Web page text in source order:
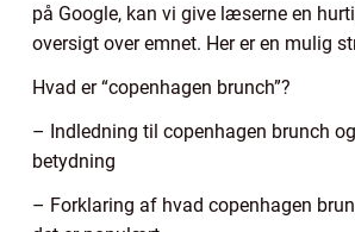
på Google, kan vi give læserne en
oversigt over emnet. Her er en mulig
Hvad er “copenhagen brunch”?
– Indledning til copenhagen brunch
betydning
– Forklaring af hvad copenhagen